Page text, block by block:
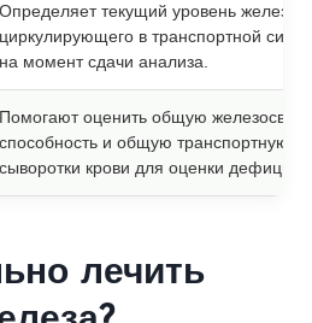
Определяет текущий уровень железа,
циркулирующего в транспортной
на момент сдачи анализа.
Помогают оценить общую
способность и общую транспортную
сыворотки крови для оценки дефицита.
лечить